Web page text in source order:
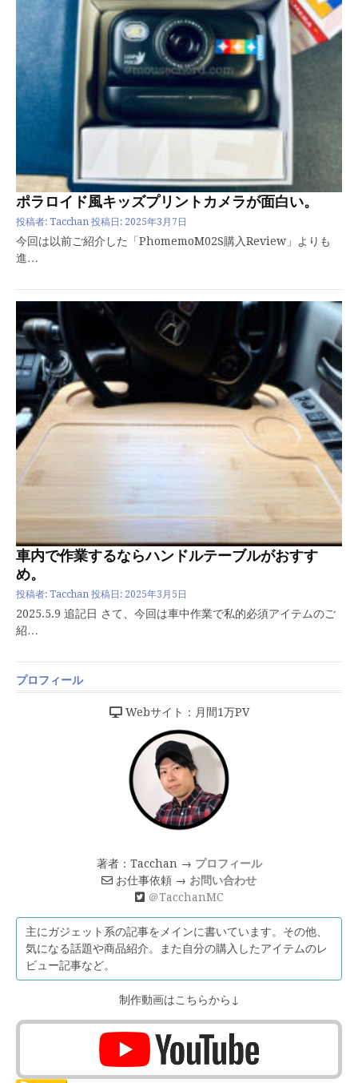
ポラロイド風キッズプリントカメラが面白い。
投稿者: Tacchan 投稿日: 2025年3月7日
今回は以前ご紹介した「PhomemoM02S購入Review」よりも
進…
車内で作業するならハンドルテーブルがおすす
め。
投稿者: Tacchan 投稿日: 2025年3月5日
2025.5.9 追記日 さて、今回は車中作業で私的必須アイテムのご
紹…
プロフィール
Webサイト：月間1万PV
著者：Tacchan → プロフィール
お仕事依頼 → お問い合わせ
＠TacchanMC
主にガジェット系の記事をメインに書いています。その他、
気になる話題や商品紹介。また自分の購入したアイテムのレ
ビュー記事など。
制作動画はこちらから↓